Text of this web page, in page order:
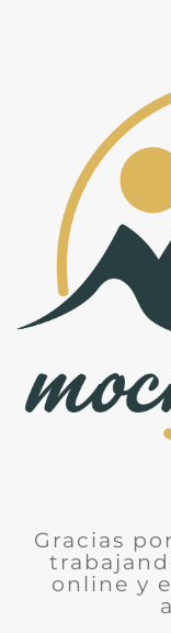
Gracias
online y